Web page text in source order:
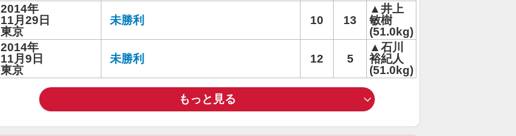
2014年
11月29日
東京
未勝利 10 13
▲井上
敏樹
(51.0kg)
2014年
11月9日
東京
未勝利 12 5
▲石川
裕紀人
(51.0kg)
もっと見る